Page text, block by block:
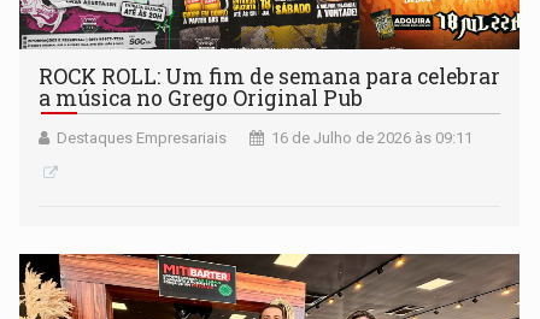
ROCK ROLL: Um fim de semana para celebrar
a música no Grego Original Pub
Destaques Empresariais 16 de Julho de 2026 às 09:11